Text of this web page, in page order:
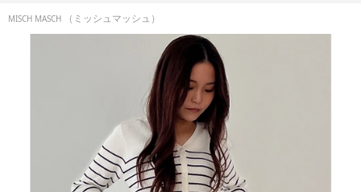
MISCH MASCH （ミッシュマッシュ）